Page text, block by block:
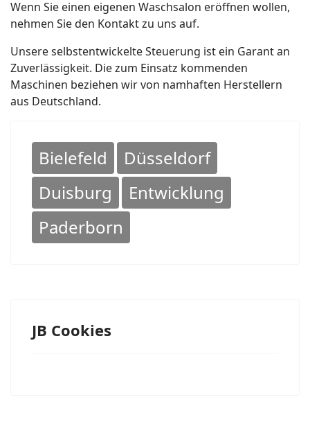
Wenn Sie einen eigenen Waschsalon eröffnen wollen,
nehmen Sie den Kontakt zu uns auf.
Unsere selbstentwickelte Steuerung ist ein Garant an
Zuverlässigkeit. Die zum Einsatz kommenden
Maschinen beziehen wir von namhaften Herstellern
aus Deutschland.
Bielefeld
Düsseldorf
Duisburg
Entwicklung
Paderborn
JB Cookies